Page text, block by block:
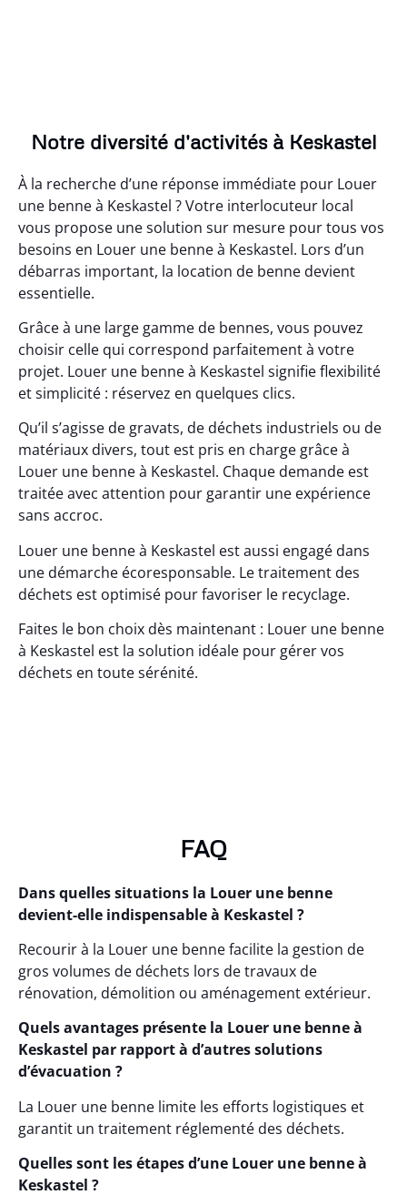
Notre diversité d'activités à Keskastel
À la recherche d’une réponse immédiate pour Louer
une benne à Keskastel ? Votre interlocuteur local
vous propose une solution sur mesure pour tous vos
besoins en Louer une benne à Keskastel. Lors d’un
débarras important, la location de benne devient
essentielle.
Grâce à une large gamme de bennes, vous pouvez
choisir celle qui correspond parfaitement à votre
projet. Louer une benne à Keskastel signifie flexibilité
et simplicité : réservez en quelques clics.
Qu’il s’agisse de gravats, de déchets industriels ou de
matériaux divers, tout est pris en charge grâce à
Louer une benne à Keskastel. Chaque demande est
traitée avec attention pour garantir une expérience
sans accroc.
Louer une benne à Keskastel est aussi engagé dans
une démarche écoresponsable. Le traitement des
déchets est optimisé pour favoriser le recyclage.
Faites le bon choix dès maintenant : Louer une benne
à Keskastel est la solution idéale pour gérer vos
déchets en toute sérénité.
FAQ
Dans quelles situations la Louer une benne
devient-elle indispensable à Keskastel ?
Recourir à la Louer une benne facilite la gestion de
gros volumes de déchets lors de travaux de
rénovation, démolition ou aménagement extérieur.
Quels avantages présente la Louer une benne à
Keskastel par rapport à d’autres solutions
d’évacuation ?
La Louer une benne limite les efforts logistiques et
garantit un traitement réglementé des déchets.
Quelles sont les étapes d’une Louer une benne à
Keskastel ?